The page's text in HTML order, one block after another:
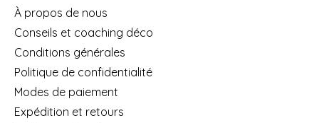
À propos de nous
Conseils et coaching déco
Conditions générales
Politique de confidentialité
Modes de paiement
Expédition et retours